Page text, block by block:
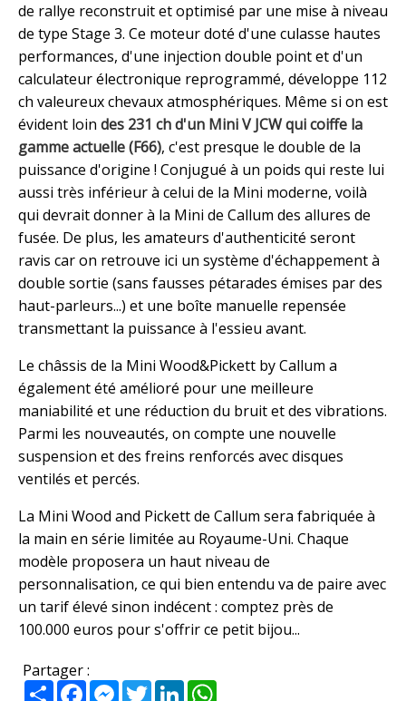
de rallye reconstruit et optimisé par une mise à niveau
de type Stage 3. Ce moteur doté d'une culasse hautes
performances, d'une injection double point et d'un
calculateur électronique reprogrammé, développe 112
ch valeureux chevaux atmosphériques. Même si on est
évident loin des 231 ch d'un Mini V JCW qui coiffe la
gamme actuelle (F66), c'est presque le double de la
puissance d'origine ! Conjugué à un poids qui reste lui
aussi très inférieur à celui de la Mini moderne, voilà
qui devrait donner à la Mini de Callum des allures de
fusée. De plus, les amateurs d'authenticité seront
ravis car on retrouve ici un système d'échappement à
double sortie (sans fausses pétarades émises par des
haut-parleurs...) et une boîte manuelle repensée
transmettant la puissance à l'essieu avant.
Le châssis de la Mini Wood&Pickett by Callum a
également été amélioré pour une meilleure
maniabilité et une réduction du bruit et des vibrations.
Parmi les nouveautés, on compte une nouvelle
suspension et des freins renforcés avec disques
ventilés et percés.
La Mini Wood and Pickett de Callum sera fabriquée à
la main en série limitée au Royaume-Uni. Chaque
modèle proposera un haut niveau de
personnalisation, ce qui bien entendu va de paire avec
un tarif élevé sinon indécent : comptez près de
100.000 euros pour s'offrir ce petit bijou...
Partager :
PartagerFacebookMessenger
TwitterLinkedIn